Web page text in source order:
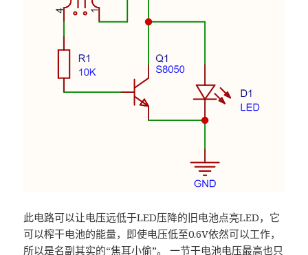
此电路可以让电压远低于LED压降的旧电池点亮LED，它
可以榨干电池的能量，即使电压低至0.6V依然可以工作，
所以是名副其实的“焦耳小偷”。 一节干电池电压最高也只